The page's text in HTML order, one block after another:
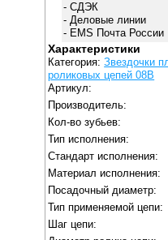
- СДЭК
- Деловые линии
- EMS Почта России
Характеристики
Категория:Звездочки
роликовых цепей 08B
Артикул:
Производитель:
Кол-во зубьев:
Тип исполнения:
Стандарт исполнения:
Материал исполнения:
Посадочный диаметр:
Тип применяемой цепи:
Шаг цепи: